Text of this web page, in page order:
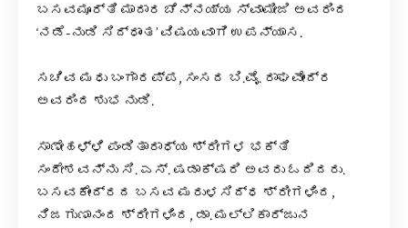
ಬಸವಮೂರ್ತಿ ಮಾದಾರ ಚೆನ್ನಯ್ಯ ಸ್ವಾಮೀಜಿ ಅವರಿಂದ
‘ನಡೆ-ನುಡಿ ಸಿದ್ಧಾಂತ’ ವಿಷಯವಾಗಿ ಉಪನ್ಯಾಸ.
ಸಚಿವ ಮಧು ಬಂಗಾರಪ್ಪ, ಸಂಸದ ಬಿ.ವೈ. ರಾಘವೇಂದ್ರ
ಅವರಿಂದ ಶುಭ ನುಡಿ.
ಸಾಣೇಹಳ್ಳಿ ಪಂಡಿತಾರಾಧ್ಯ ಶ್ರೀಗಳ ಭಕ್ತಿ
ಸಂದೇಶವನ್ನು ಸಿ. ಎಸ್. ಷಡಾಕ್ಷರಿ ಅವರು ಓದಿದರು.
ಬಸವಕೇಂದ್ರದ ಬಸವ ಮರುಳಸಿದ್ಧ ಶ್ರೀಗಳಿಂದ,
ನಿಜಗುಣಾನಂದ ಶ್ರೀಗಳಿಂದ, ಡಾ. ಮಲ್ಲಿಕಾರ್ಜುನ